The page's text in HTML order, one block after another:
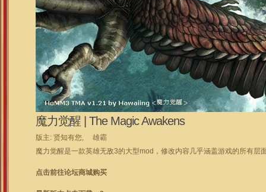
魔力觉醒 | The Magic Awakens
版主: 贤知有您,
雄霸
魔力觉醒是一款英雄无敌3的大型mod，修改内容几乎涵盖游戏的所有
点击前往论坛商城购买